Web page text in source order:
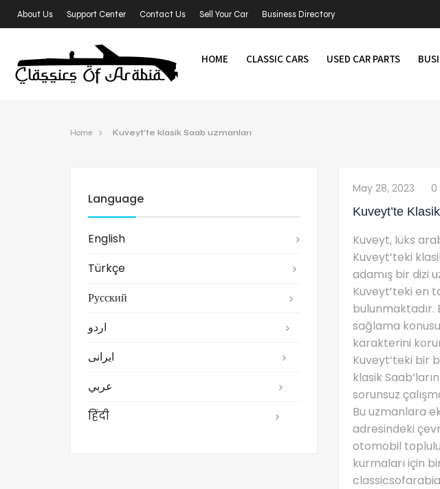
About Us Support Center Contact Us Sell Your Car Business Directory
HOME CLASSIC CARS USED CAR PARTS
Home Kuveyt’te klasik Saab uzmanları
Language
English
Türkçe
Русский
اردو
ایرانی
عربي
हिंदी
May 28, 2023
Kuveyt’te
Kuveyt, lüks
Kuveyt’teki
adamış bir dizi
Kuveyt’teki en
bulunmaktadır.
sağlama
karakterini
Kuveyt’teki bir
klasik
sorunsuz
Bu uzmanlara
adresindeki
otomobil
kurmaları için